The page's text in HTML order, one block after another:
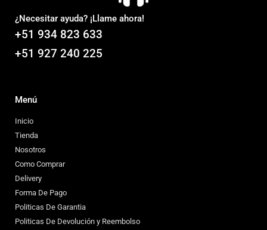
¿Necesitar ayuda? ¡Llame ahora!
+51 934 823 633
+51 927 240 225
Menú
Inicio
Tienda
Nosotros
Como Comprar
Delivery
Forma De Pago
Politicas De Garantia
Politicas De Devolución y Reembolso